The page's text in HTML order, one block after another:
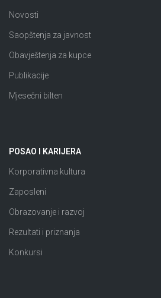
Novosti
Saopštenja za javnost
Obavještenja za kupce
Publikacije
Mjesečni bilten
POSAO I KARIJERA
Korporativna kultura
Zaposleni
Obrazovanje i razvoj
Rezultati i priznanja
Konkursi